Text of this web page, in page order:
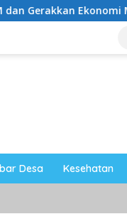
Magetan
Desa Kesehatan